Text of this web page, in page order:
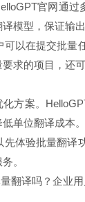
官网通
模型，保证输出
以在提交批
求的项目，还
方案。
单位翻译成本。
体验批量翻
。
翻译吗？企业